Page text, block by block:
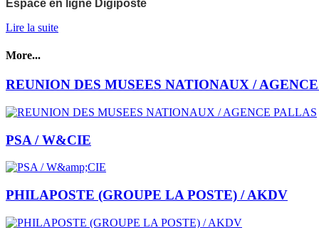
Espace en ligne Digiposte
Lire la suite
More...
REUNION DES MUSEES NATIONAUX /
PSA / W&CIE
PHILAPOSTE (GROUPE LA POSTE) / AKDV